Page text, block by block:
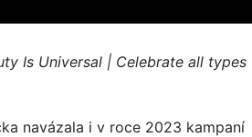
Is Universal | Celebrate all types
navázala i v roce 2023 kampaní